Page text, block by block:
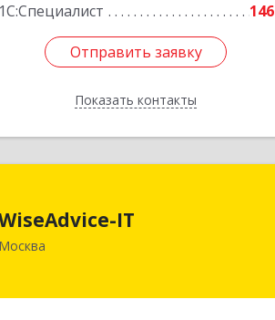
1С:Специалист
146
Отправить заявку
Показать контакты
Отправить заявку
Назад
IT
Москва
муниципальный округ Таганский,
7